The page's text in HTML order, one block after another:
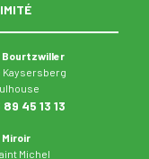
Bourtzwiller
Kaysersberg
45 13 13
Miroir
Michel